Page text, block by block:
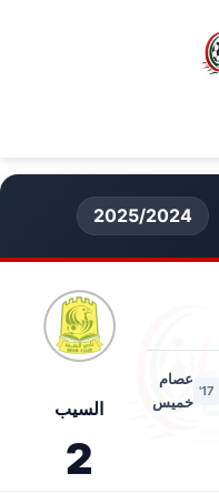
2025/2024
17'
عصام
خميس
السيب
2